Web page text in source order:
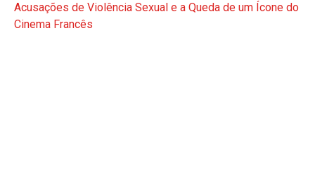
Acusações de Violência Sexual e a Queda de um Ícone do
Cinema Francês